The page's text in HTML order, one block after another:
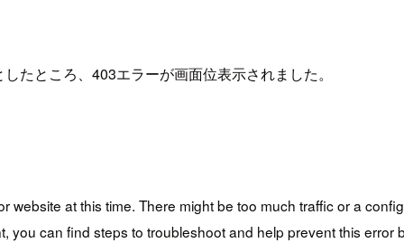
たところ、403エラーが画面位表示されました。
at this time. There might be too much traffic or a
you can find steps to troubleshoot and help prevent this error